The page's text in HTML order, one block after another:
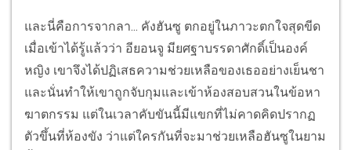
และนี่คือการจากลา... คังฮันซู ตกอยู่ในภาวะตกใจสุดขีด
เมื่อเข้าได้รู้แล้วว่า อียอนจู มียศฐาบรรดาศักดิ์เป็นองค์
หญิง เขาจึงได้ปฏิเสธความช่วยเหลือของเธออย่างเย็นชา
และนั่นทำให้เขาถูกจับกุมและเข้าห้องสอบสวนในข้อหา
ฆาตกรรม แต่ในเวลาคับขันนี้มีแขกที่ไม่คาดคิดปรากฏ
ตัวขึ้นที่ห้องขัง ว่าแต่ใครกันที่จะมาช่วยเหลือฮันซูในยาม